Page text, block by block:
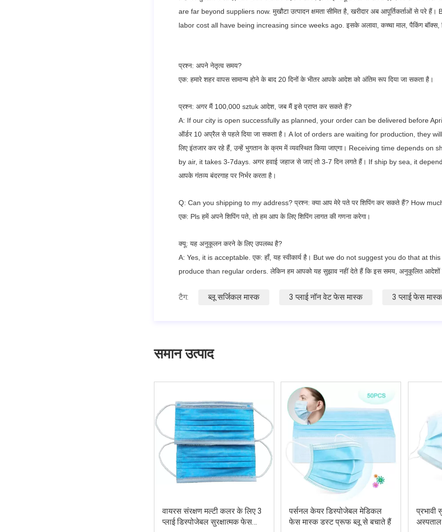
are far beyond suppliers now. मुखौटा उत्पादन क्षमता सीमित है, खरीदार अब आपूर्तिकर्ताओं से परे हैं।
labor cost all have being increasing since weeks ago. इसके अलावा, कच्चा माल, पैकिंग
प्रश्न: अपने नेतृत्व समय?
एक: हमारे शहर वापस सामान्य होने के बाद 20 दिनों के भीतर आपके आदेश को अंतिम रूप दिया जा सकता है।
प्रश्न: अगर मैं 100,000 sztuk आदेश, जब मैं इसे प्राप्त कर सकते हैं?
A: If our city is open successfully as planned, your order can be delivered before
ऑर्डर 10 अप्रैल से पहले दिया जा सकता है। A lot of orders are waiting for production, they
लिए इंतजार कर रहे हैं, उन्हें भुगतान के क्रम में व्यवस्थित किया जाएगा। Receiving time depends on
by air, it takes 3-7days. अगर हवाई जहाज से जाएं तो 3-7 दिन लगते हैं। If ship by sea, it
आपके गंतव्य बंदरगाह पर निर्भर करता है।
Q: Can you shipping to my address? प्रश्न: क्या आप मेरे पते पर शिपिंग कर सकते हैं? How
एक: Pls हमें अपने शिपिंग पते, तो हम आप के लिए शिपिंग लागत की गणना करेगा।
क्यू: यह अनुकूलन करने के लिए उपलब्ध है?
A: Yes, it is acceptable. एक: हाँ, यह स्वीकार्य है। But we do not suggest you do that at
produce than regular orders. लेकिन हम आपको यह सुझाव नहीं देते हैं कि इस समय, अनुकूलित
टैग: ब्लू सर्जिकल मास्क 3 प्लाई नॉन वेट फेस मास्क 3 प्लाई फेस मास्क
समान उत्पाद
वायरस संरक्षण मल्टी कलर के लिए 3
प्लाई डिस्पोजेबल सुरक्षात्मक फेस
पर्सनल केयर डिस्पोजेबल मेडिकल
फेस मास्क डस्ट प्रूफ ब्लू से बचाते हैं
प्रभावी